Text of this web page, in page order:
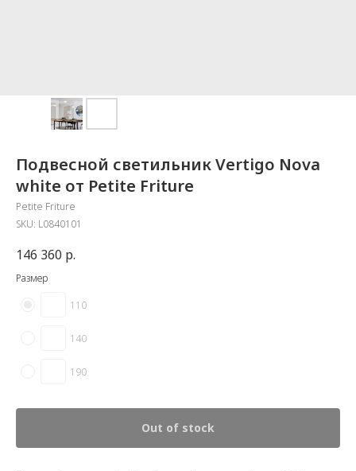
Подвесной светильник Vertigo Nova
white от Petite Friture
Petite Friture
SKU: L0840101
146 360 р.
Размер
110
140
190
Out of stock